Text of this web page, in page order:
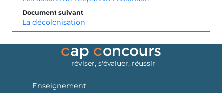
Document suivant
La décolonisation
réviser, s'évaluer, réussir
Enseignement